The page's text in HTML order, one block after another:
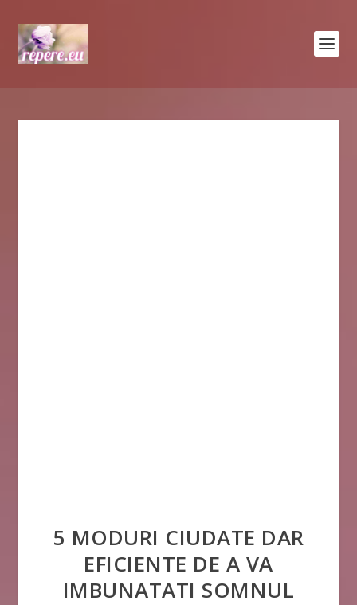
5 MODURI CIUDATE DAR
EFICIENTE DE A VA
IMBUNATATI SOMNUL